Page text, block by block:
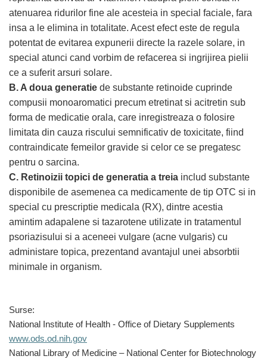
atenuarea ridurilor fine ale acesteia in special faciale, fara
insa a le elimina in totalitate. Acest efect este de regula
potentat de evitarea expunerii directe la razele solare, in
special atunci cand vorbim de refacerea si ingrijirea pielii
ce a suferit arsuri solare.
B. A doua generatie de substante retinoide cuprinde
compusii monoaromatici precum etretinat si acitretin sub
forma de medicatie orala, care inregistreaza o folosire
limitata din cauza riscului semnificativ de toxicitate, fiind
contraindicate femeilor gravide si celor ce se pregatesc
pentru o sarcina.
C. Retinoizii topici de generatia a treia includ substante
disponibile de asemenea ca medicamente de tip OTC si in
special cu prescriptie medicala (RX), dintre acestia
amintim adapalene si tazarotene utilizate in tratamentul
psoriazisului si a aceneei vulgare (acne vulgaris) cu
administare topica, prezentand avantajul unei absorbtii
minimale in organism.
Surse:
National Institute of Health - Office of Dietary Supplements
www.ods.od.nih.gov
National Library of Medicine – National Center for Biotechnology